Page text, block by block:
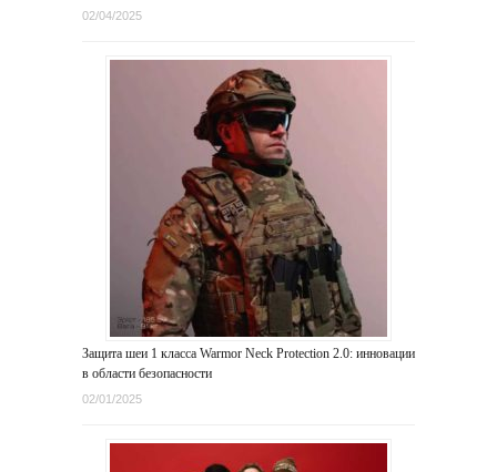
02/04/2025
Защита шеи 1 класса Warmor Neck Protection 2.0: инновации
в области безопасности
02/01/2025